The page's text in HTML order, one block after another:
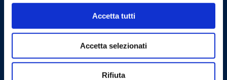
Accetta tutti
Accetta selezionati
Rifiuta